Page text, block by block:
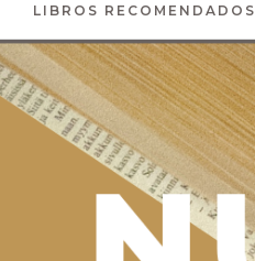
LIBROS RECOMENDADOS